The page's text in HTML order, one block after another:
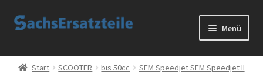
Zur
Zum
Menü
Start
Start SCOOTER bis 50cc
SFM Speedjet SFM Speedjet II